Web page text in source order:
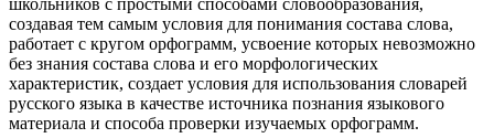
создавая тем самым условия для понимания состава слова,
работает с кругом орфограмм, усвоение которых невозможно
без знания состава слова и его морфологических
характеристик, создает условия для использования словарей
русского языка в качестве источника познания языкового
материала и способа проверки изучаемых орфограмм.